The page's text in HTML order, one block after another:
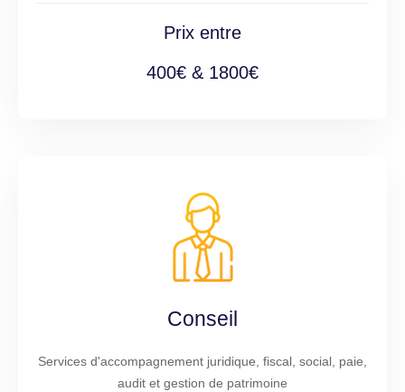
Prix entre
400€ & 1800€
Conseil
Services d'accompagnement juridique, fiscal, social, paie,
audit et gestion de patrimoine